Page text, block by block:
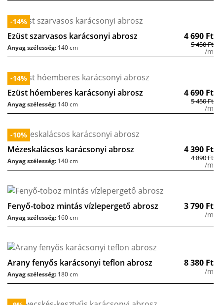
-14%
Ezüst szarvasos karácsonyi abrosz 4 690 Ft
5 450Ft
/m
Anyag szélesség: 140 cm
-14%
Ezüst hóemberes karácsonyi abrosz 4 690 Ft
5 450Ft
/m
Anyag szélesség: 140 cm
-10%
Mézeskalácsos karácsonyi abrosz 4 390 Ft
4 890Ft
/m
Anyag szélesség: 140 cm
Fenyő-toboz mintás vízlepergető abrosz 3 790 Ft
/m
Anyag szélesség: 160 cm
Arany fenyős karácsonyi teflon abrosz 8 380 Ft
/m
Anyag szélesség: 180 cm